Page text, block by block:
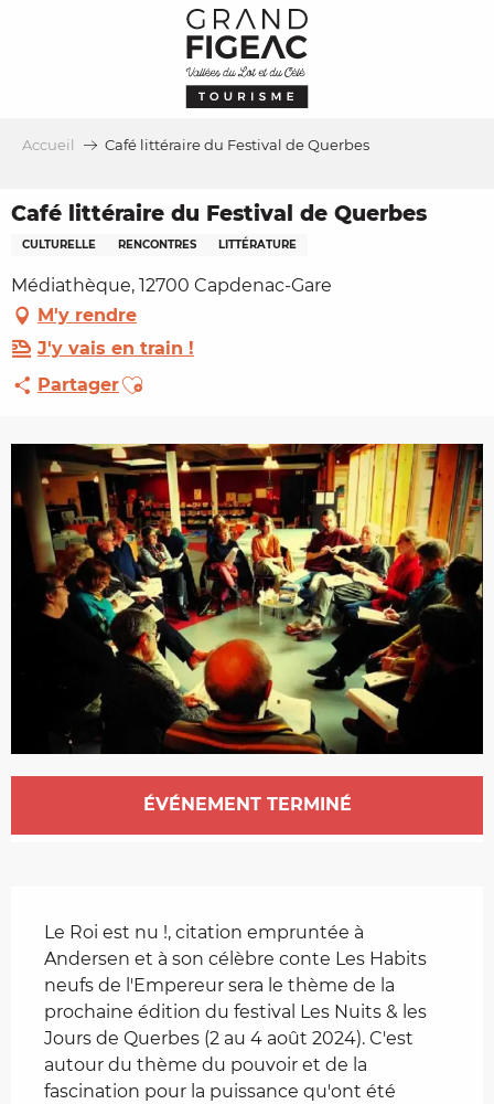
Accueil Café littéraire du Festival de Querbes
Café littéraire du Festival de Querbes
CULTURELLE RENCONTRES LITTÉRATURE
Médiathèque, 12700 Capdenac-Gare
M'y rendre
J'y vais en train !
PartagerAjouter aux favoris
Ouverture et coordonnées
ÉVÉNEMENT TERMINÉ
Le Roi est nu !, citation empruntée à
Andersen et à son célèbre conte Les Habits
neufs de l'Empereur sera le thème de la
prochaine édition du festival Les Nuits & les
Jours de Querbes (2 au 4 août 2024). C'est
autour du thème du pouvoir et de la
fascination pour la puissance qu'ont été